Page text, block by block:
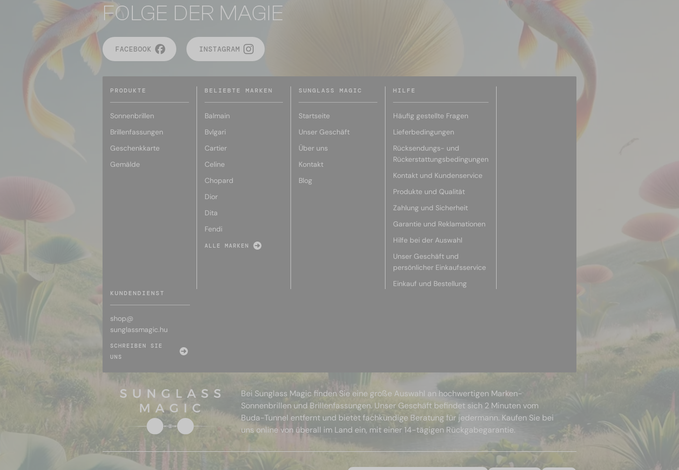
FOLGE DER MAGIE
FACEBOOK INSTAGRAM
PRODUKTE
Sonnenbrillen
Brillenfassungen
Geschenkkarte
Gemälde
BELIEBTE MARKEN
Balmain
Bvlgari
Cartier
Celine
Chopard
Dior
Dita
Fendi
ALLE MARKEN
SUNGLASS MAGIC
Startseite
Unser Geschäft
Über uns
Kontakt
Blog
HILFE
Häufig gestellte Fragen
Lieferbedingungen
Rücksendungs- und
Rückerstattungsbedingungen
Kontakt und Kundenservice
Produkte und Qualität
Zahlung und Sicherheit
Garantie und Reklamationen
Hilfe bei der Auswahl
Unser Geschäft und
persönlicher Einkaufsservice
Einkauf und Bestellung
KUNDENDIENST
shop@
sunglassmagic.hu
SCHREIBEN SIE
UNS
Bei Sunglass Magic finden Sie eine große Auswahl an hochwertigen Marken-
Sonnenbrillen und Brillenfassungen. Unser Geschäft befindet sich 2 Minuten vom
Buda-Tunnel entfernt und bietet fachkundige Beratung für jedermann. Kaufen Sie bei
uns online von überall im Land ein, mit einer 14-tägigen Rückgabegarantie.